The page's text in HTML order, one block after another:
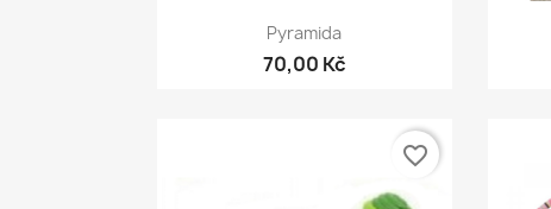
Rychlý náhled
Pyramida
70,00 Kč
favorite_border